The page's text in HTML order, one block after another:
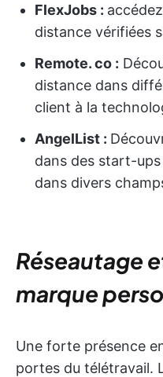
FlexJobs :
distance vérifiées
Remote. co :
distance dans
client à la
AngelList :
dans des start-
dans divers
Réseautage
marque
Une forte présence
portes du télétravail.